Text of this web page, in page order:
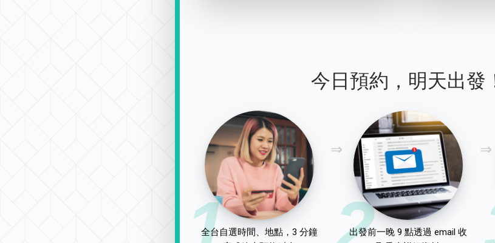
今日預約，明天出發
全台自選時間、地點，3 分鐘
出發前一晚 9 點透過 email 收